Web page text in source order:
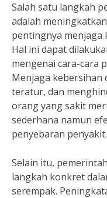
Salah satu langkah
adalah
pentingnya menjaga
Hal ini dapat
mengenai cara-cara
Menjaga kebersihan
teratur, dan
orang yang sakit
sederhana namun
penyebaran penyakit.
Selain itu,
langkah konkret
serempak.